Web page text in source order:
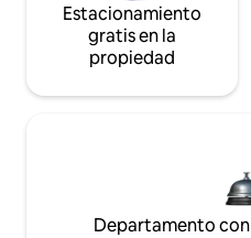
Estacionamiento
gratis en la
propiedad
Departamento